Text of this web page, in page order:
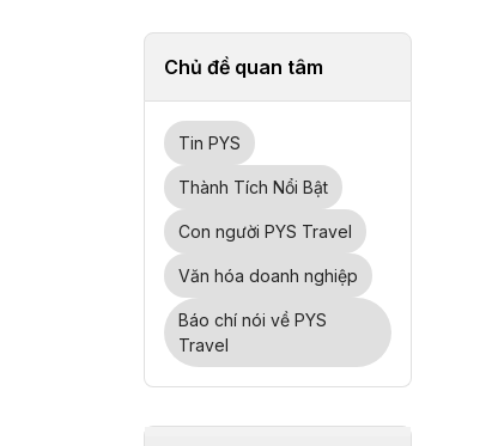
Chủ đề quan tâm
Tin PYS
Thành Tích Nổi Bật
Con người PYS Travel
Văn hóa doanh nghiệp
Báo chí nói về PYS
Travel